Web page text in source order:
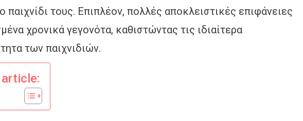
τους. Επιπλέον, πολλές αποκλειστικές επιφάνειες
χρονικά γεγονότα, καθιστώντας τις ιδιαίτερα
των παιχνιδιών.